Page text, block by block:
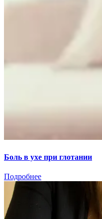
Боль в ухе при глотании
Подробнее